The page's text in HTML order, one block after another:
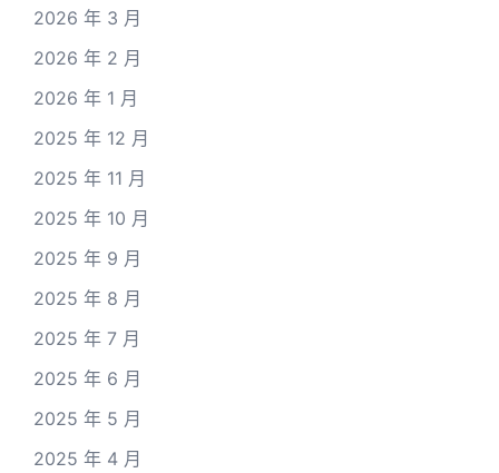
2026 年 3 月
2026 年 2 月
2026 年 1 月
2025 年 12 月
2025 年 11 月
2025 年 10 月
2025 年 9 月
2025 年 8 月
2025 年 7 月
2025 年 6 月
2025 年 5 月
2025 年 4 月